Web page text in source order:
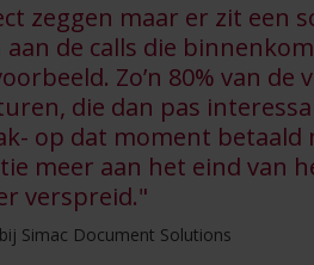
zeggen maar er zit een
de calls die
Zo’n 80% van de
die dan pas
op dat moment betaald
meer aan het eind van
verspreid."
Simac Document Solutions